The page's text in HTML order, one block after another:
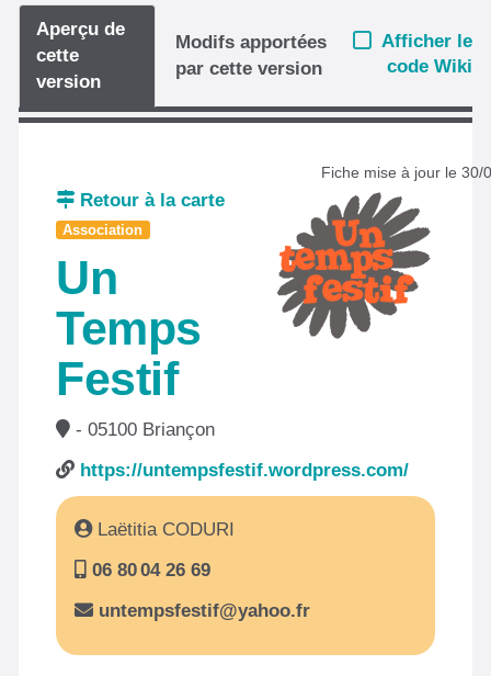
Aperçu de
cette
version
Modifs apportées
par cette version
Afficher le
code Wiki
Fiche mise à jour le 30/
Retour à la carte
Association
Un
Temps
Festif
- 05100 Briançon
https://untempsfestif.wordpress.com/
Laëtitia CODURI
06 80 04 26 69
untempsfestif@yahoo.fr